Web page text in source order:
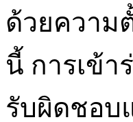
ด้วยความ
นี้ การเข้า
รับผิดชอบ